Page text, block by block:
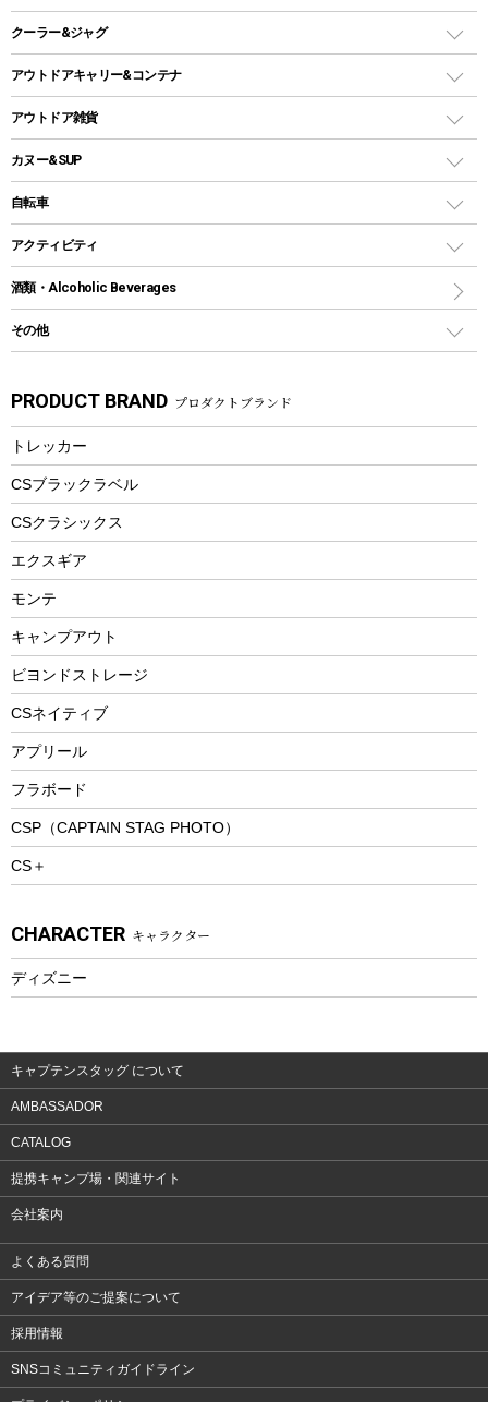
自立式タープ
パラソル
テントアクセサリー
ペグ
グランドシート
ガイドロープ
ツール
ヘッドライト
キャンドル
ガストーチ、ライター
焚き火台タイプ（ロースタイル）グリル
卓上タイプグリル
パーティータイプグリル
鉄板、アミ
焚き火台&ストーブ
火起こし
バーベキューツール
ホットサンドメーカー
クッカーセット
シェラカップ
クッキングツール
ナイフ
カトラリー
マグカップ、カップ
ステンレスボトル
フードボトル
トレー
ランチョンマット
ランチボックス
ステンレスボトル
コップ付きタイプ
ワンタッチタイプ
プラスチックボトル
ディズニーボトル
クーラー&ジャグ
クーラーボックス
クーラーバッグ
ウォータージャグ
保冷剤
アウトドアキャリー&コンテナ
アウトドアキャリー
アウトドア雑貨
バックパック&バッグ
リュック、バックパック
トートバッグ、サコッシュ
ショッピングキャリー
その他アウトドア雑貨
スプレー関係
ツール、他
カヌー&SUP
インフレータブル
カヤック
パドル
ヘルメット
エアーポンプ
アクセサリー
自転車
折りたたみ自転車
スポーツサイクル
シティサイクル
自転車ウェア
アクティビティ
マリン
ラッシュガード
パラソル
フローティングベスト
ヘルメット
エアーポンプ
ビーチテント
ウィンター
スノーシュー
防寒ウェア
トレッキング
トレッキングアクセサリー
プレイグッズ
ウェルネス
ウェア、タオル
ウェア
酒類・Alcoholic Beverages
その他
湯たんぽ
防災用品
PRODUCT BRAND プロダクトブランド
トレッカー
CSブラックラベル
CSクラシックス
エクスギア
モンテ
キャンプアウト
ビヨンドストレージ
CSネイティブ
アプリール
フラボード
CSP（CAPTAIN STAG PHOTO）
CS＋
CHARACTER キャラクター
ディズニー
キャプテンスタッグ について
AMBASSADOR
CATALOG
提携キャンプ場・関連サイト
会社案内
よくある質問
アイデア等のご提案について
採用情報
SNSコミュニティガイドライン